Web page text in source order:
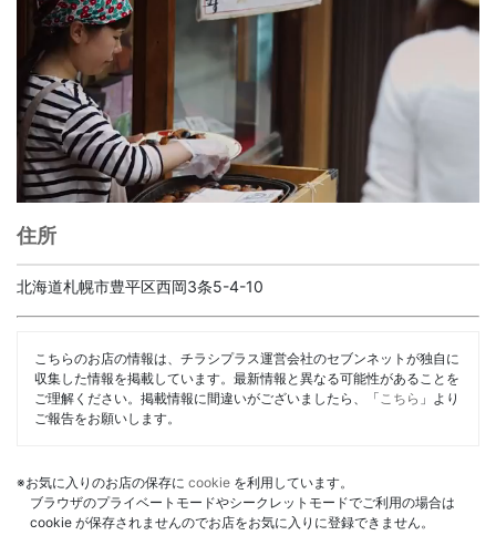
住所
北海道札幌市豊平区西岡3条5-4-10
こちらのお店の情報は、チラシプラス運営会社のセブンネットが独自に
収集した情報を掲載しています。最新情報と異なる可能性があることを
ご理解ください。掲載情報に間違いがございましたら、「 こちら 」より
ご報告をお願いします。
※お気に入りのお店の保存に cookie を利用しています。
ブラウザのプライベートモードやシークレットモードでご利用の場合は
cookie が保存されませんのでお店をお気に入りに登録できません。